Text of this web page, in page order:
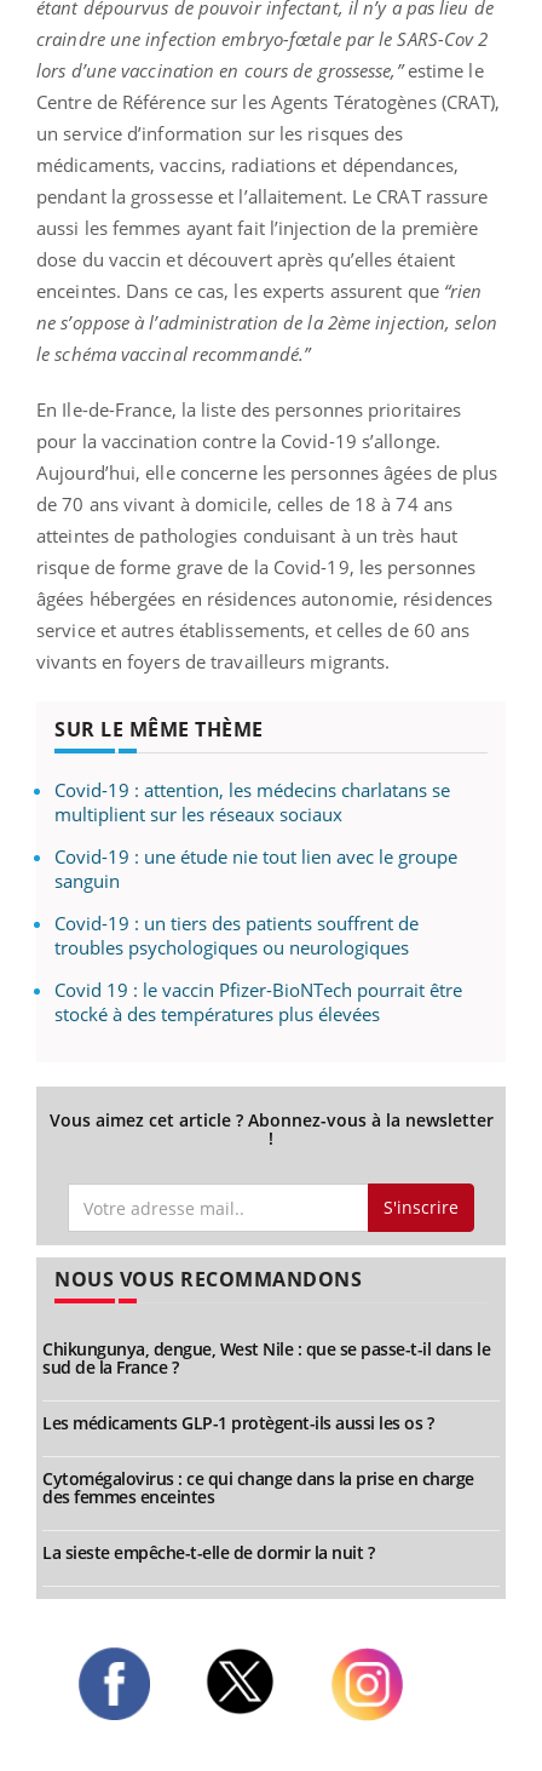
étant dépourvus de pouvoir infectant, il n’y a pas lieu de
craindre une infection embryo-fœtale par le SARS-Cov 2
lors d’une vaccination en cours de grossesse,”estime le
Centre de Référence sur les Agents Tératogènes (CRAT),
un service d’information sur les risques des
médicaments, vaccins, radiations et dépendances,
pendant la grossesse et l’allaitement. Le CRAT rassure
aussi les femmes ayant fait l’injection de la première
dose du vaccin et découvert après qu’elles étaient
enceintes. Dans ce cas, les experts assurent que “rien
ne s’oppose à l’administration de la 2ème injection, selon
le schéma vaccinal recommandé.”
En Ile-de-France, la liste des personnes prioritaires
pour la vaccination contre la Covid-19 s’allonge.
Aujourd’hui, elle concerne les personnes âgées de plus
de 70 ans vivant à domicile, celles de 18 à 74 ans
atteintes de pathologies conduisant à un très haut
risque de forme grave de la Covid-19, les personnes
âgées hébergées en résidences autonomie, résidences
service et autres établissements, et celles de 60 ans
vivants en foyers de travailleurs migrants.
SUR LE MÊME THÈME
Covid-19 : attention, les médecins charlatans se
multiplient sur les réseaux sociaux
Covid-19 : une étude nie tout lien avec le groupe
sanguin
Covid-19 : un tiers des patients souffrent de
troubles psychologiques ou neurologiques
Covid 19 : le vaccin Pfizer-BioNTech pourrait être
stocké à des températures plus élevées
Vous aimez cet article ? Abonnez-vous à la newsletter
!
S'inscrire
NOUS VOUS RECOMMANDONS
Chikungunya, dengue, West Nile : que se passe-t-il dans le
sud de la France ?
Les médicaments GLP-1 protègent-ils aussi les os ?
Cytomégalovirus : ce qui change dans la prise en charge
des femmes enceintes
La sieste empêche-t-elle de dormir la nuit ?